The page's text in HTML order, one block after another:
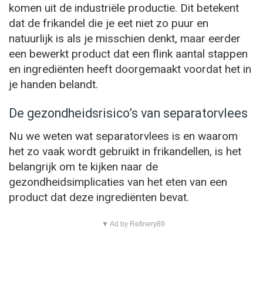
komen uit de industriële productie. Dit betekent
dat de frikandel die je eet niet zo puur en
natuurlijk is als je misschien denkt, maar eerder
een bewerkt product dat een flink aantal stappen
en ingrediënten heeft doorgemaakt voordat het in
je handen belandt.
De gezondheidsrisico’s van separatorvlees
Nu we weten wat separatorvlees is en waarom
het zo vaak wordt gebruikt in frikandellen, is het
belangrijk om te kijken naar de
gezondheidsimplicaties van het eten van een
product dat deze ingrediënten bevat.
▼ Ad by Refinery89